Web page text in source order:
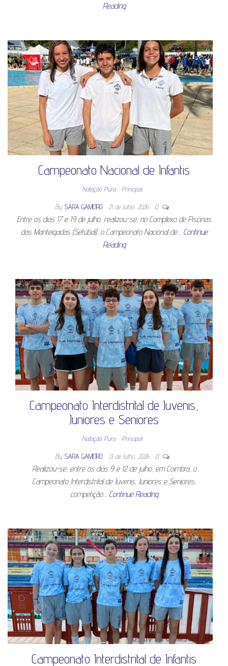
Reading
Campeonato Nacional de Infantis
Natação Pura Principal
By SARA GAMEIRO 21 de Julho, 2026 0
Entre os dias 17 e 19 de julho, realizou-se, no Complexo de Piscinas
das Manteigadas (Setúbal), o Campeonato Nacional de… Continue
Reading
Campeonato Interdistrital de Juvenis,
Juniores e Seniores
Natação Pura Principal
By SARA GAMEIRO 13 de Julho, 2026 0
Realizou-se, entre os dias 9 e 12 de julho, em Coimbra, o
Campeonato Interdistrital de Juvenis, Juniores e Seniores,
competição… Continue Reading
Campeonato Interdistrital de Infantis